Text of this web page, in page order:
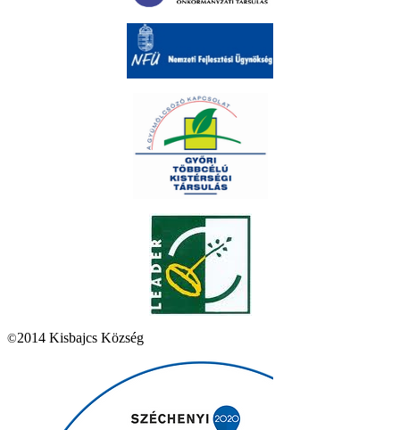
©2014 Kisbajcs Község